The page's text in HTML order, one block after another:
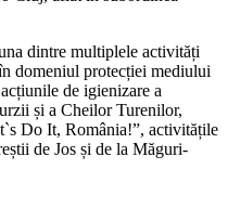
dintre multiplele activități
domeniul protecției mediului
de igienizare a
și a Cheilor Turenilor,
Do It, România!”, activitățile
de Jos și de la Măguri-